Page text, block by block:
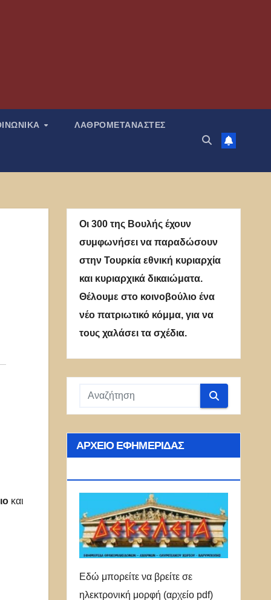
ΛΑΘΡΟΜΕΤΑΝΑΣΤΕΣ
και
Οι 300 της Βουλής έχουν
συμφωνήσει να παραδώσουν
στην Τουρκία εθνική κυριαρχία
και κυριαρχικά δικαιώματα.
Θέλουμε στο κοινοβούλιο ένα
νέο πατριωτικό κόμμα, για να
τους χαλάσει τα σχέδια.
ΑΡΧΕΊΟ ΕΦΗΜΕΡΊΔΑΣ
Εδώ μπορείτε να βρείτε σε
ηλεκτρονική μορφή (αρχείο pdf)